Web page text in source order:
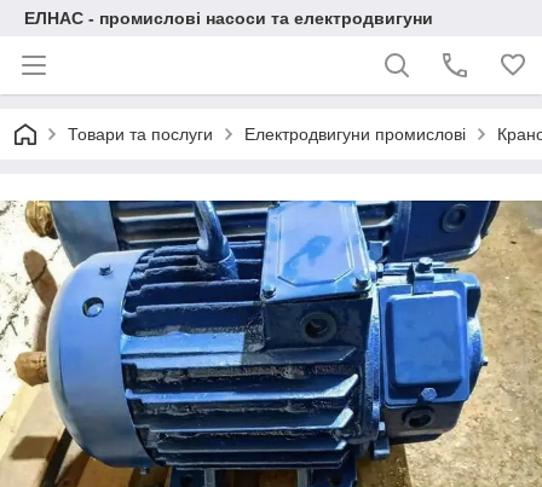
ЕЛНАС - промислові насоси та електродвигуни
Товари та послуги Електродвигуни промислові